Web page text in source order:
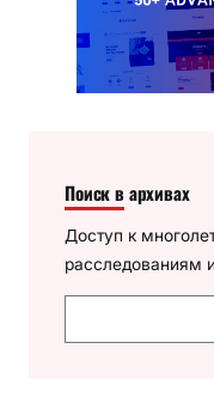
Поиск в архивах
Доступ к
расследованиям
о